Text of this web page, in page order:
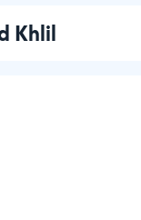
Khlil